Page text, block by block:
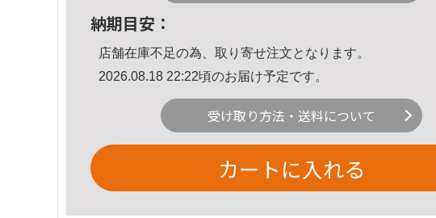
納期目安：
店舗在庫不足の為、取り寄せ注文となります。
2026.08.18 22:22頃のお届け予定です。
受け取り方法・送料について
カートに入れる